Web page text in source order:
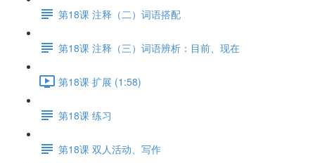
第18课 注释（二）词语搭配
第18课 注释（三）词语辨析：目前、现在
第18课 扩展 (1:58)
第18课 练习
第18课 双人活动、写作